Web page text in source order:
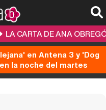
LA CARTA DE ANA
en Antena 3 y 'Dog
la noche del martes